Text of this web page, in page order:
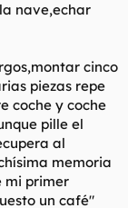
nave,echar
cinco
piezas repe
coche y coche
pille el
al
memoria
mi primer
un café"